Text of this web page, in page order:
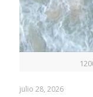
julio 28, 2026